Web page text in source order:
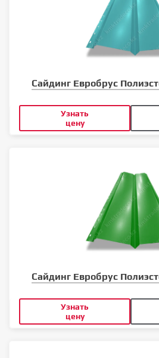
Сайдинг Евробрус
Узнать
цену
Сайдинг Евробрус
Узнать
цену